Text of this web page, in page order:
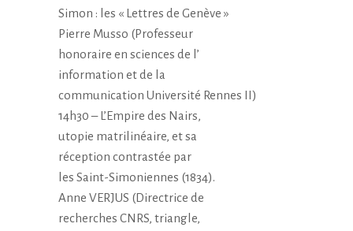
Simon : les « Lettres de Genève »
Pierre Musso (Professeur
honoraire en sciences de l’
information et de la
communication Université Rennes II)
14h30 – L’Empire des Nairs,
utopie matrilinéaire, et sa
réception contrastée par
les Saint-Simoniennes (1834).
Anne VERJUS (Directrice de
recherches CNRS, triangle,